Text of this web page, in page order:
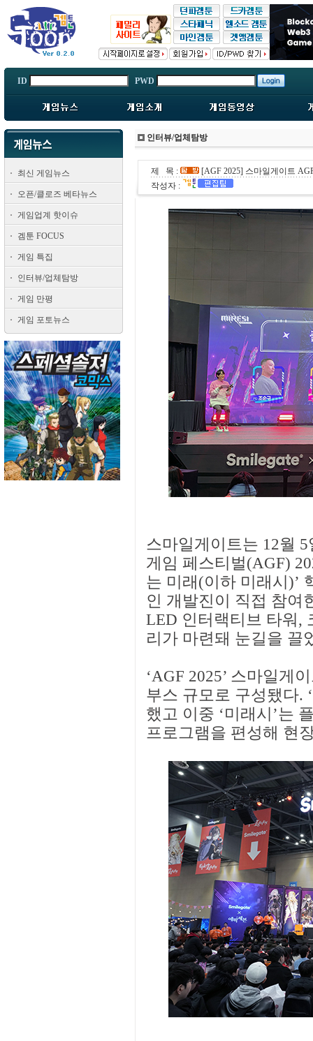
ID PWD
최신 게임뉴스
오픈/클로즈 베타뉴스
게임업계 핫이슈
겜툰 FOCUS
게임 특집
인터뷰/업체탐방
게임 만평
게임 포토뉴스
인터뷰/업체탐방
제 목 :
[AGF 2025] 스마일게이트
작성자 :
스마일게이트는 12월
게임 페스티벌(AGF)
는 미래(이하 미래시)’
인 개발진이 직접 참여
LED 인터랙티브 타워,
리가 마련돼 눈길을 끌
‘AGF 2025’ 스마일게
부스 규모로 구성됐다.
했고 이중 ‘미래시’는
프로그램을 편성해 현